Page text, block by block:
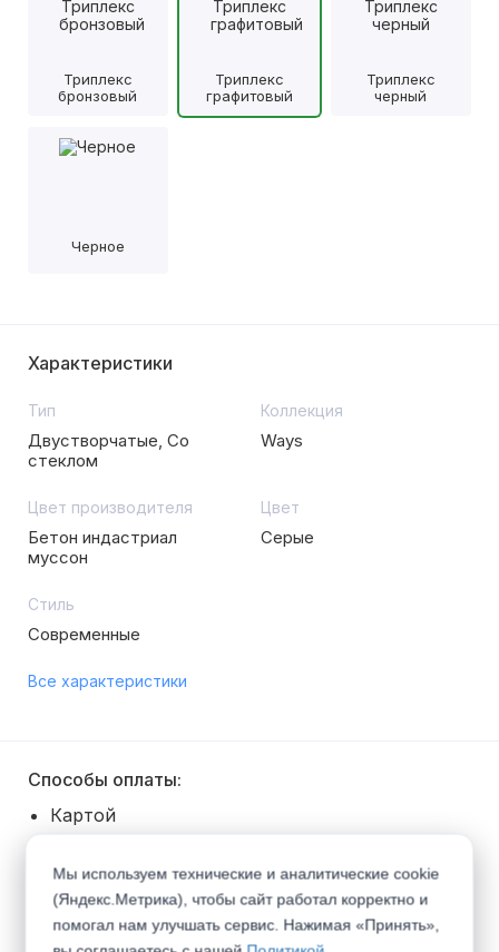
Триплекс
бронзовый
Триплекс
графитовый
Триплекс
черный
Черное
Характеристики
Тип
Двустворчатые, Со
стеклом
Коллекция
Ways
Цвет производителя
Бетон индастриал
муссон
Цвет
Серые
Стиль
Современные
Все характеристики
Способы оплаты:
Картой
Безналичный расчет
Покупка в рассрочку
Способы получения:
Мы используем технические и аналитические cookie
(Яндекс.Метрика), чтобы сайт работал корректно и
помогал нам улучшать сервис. Нажимая «Принять»,